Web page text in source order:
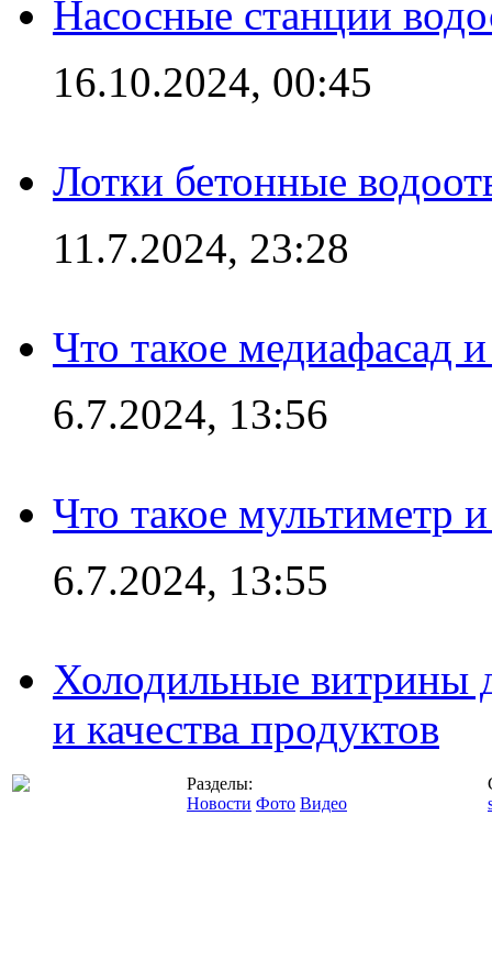
Насосные станции
16.10.2024, 00:45
Лотки бетонные
11.7.2024, 23:28
Что такое медиафасад
6.7.2024, 13:56
Что такое мультиметр
6.7.2024, 13:55
Холодильные витрины
и качества продуктов
Разделы:
Новости Фото Видео